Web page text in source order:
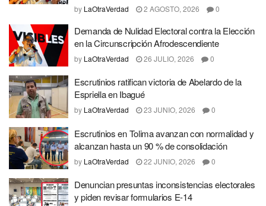
by LaOtraVerdad 2 AGOSTO, 2026 0
Demanda de Nulidad Electoral contra la Elección
en la Circunscripción Afrodescendiente
by LaOtraVerdad 26 JULIO, 2026 0
Escrutinios ratifican victoria de Abelardo de la
Espriella en Ibagué
by LaOtraVerdad 23 JUNIO, 2026 0
Escrutinios en Tolima avanzan con normalidad y
alcanzan hasta un 90 % de consolidación
by LaOtraVerdad 22 JUNIO, 2026 0
Denuncian presuntas inconsistencias electorales
y piden revisar formularios E-14